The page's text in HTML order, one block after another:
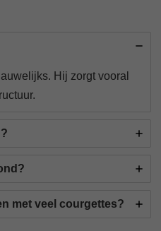
Hij zorgt vooral
met veel courgettes?